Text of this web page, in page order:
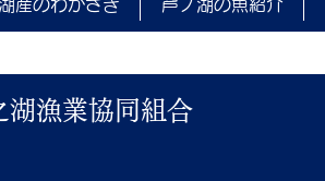
産のわかさぎ 芦ノ湖の魚紹介
湖漁業協同組合